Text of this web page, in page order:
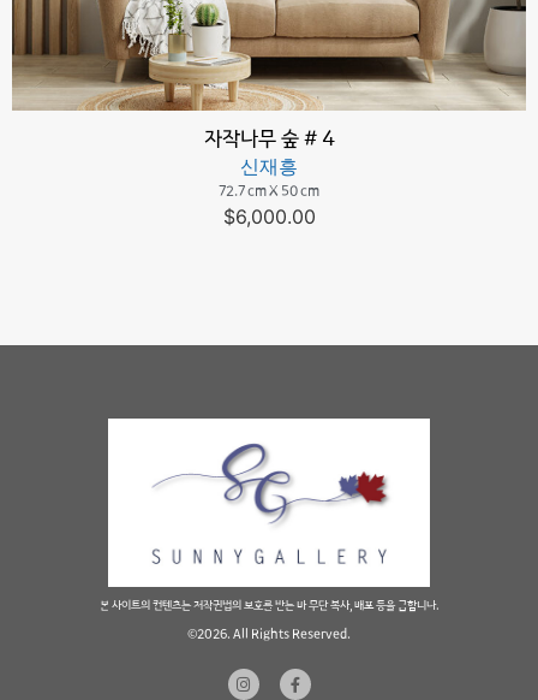
자작나무 숲 # 4
신재흥
72.7 cm X 50 cm
$6,000.00
본 사이트의 컨텐츠는 저작권법의 보호를 받는 바 무단 복사, 배포 등을 금합니다.
©2026. All Rights Reserved.